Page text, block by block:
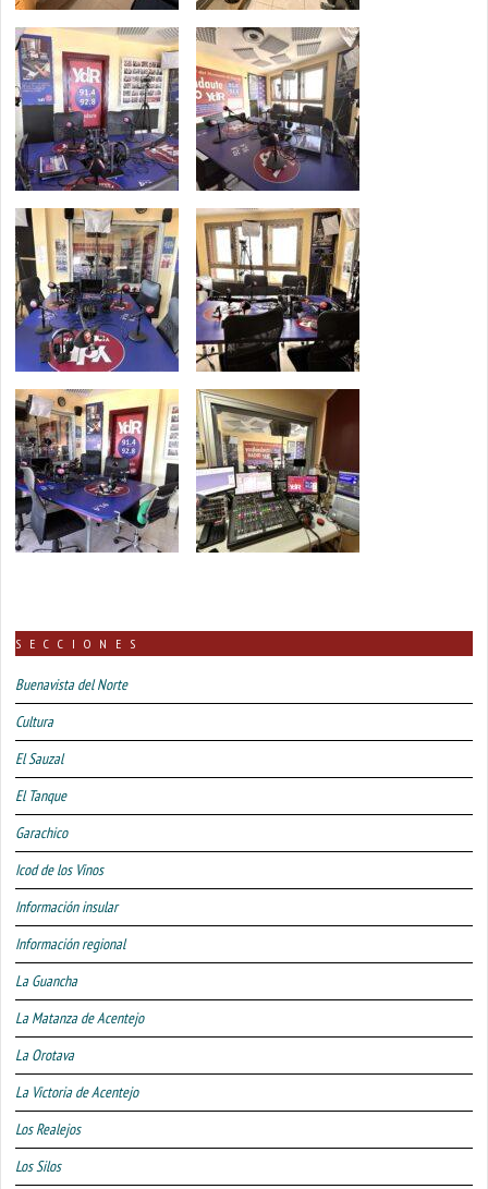
SECCIONES
Buenavista del Norte
Cultura
El Sauzal
El Tanque
Garachico
Icod de los Vinos
Información insular
Información regional
La Guancha
La Matanza de Acentejo
La Orotava
La Victoria de Acentejo
Los Realejos
Los Silos